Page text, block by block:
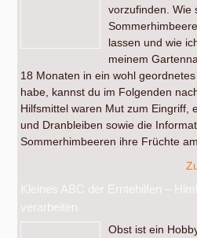
vorzufinden. Wie
lassen und wie
meinem
18 Monaten in ein wohl
habe, kannst du im Folgenden
Hilfsmittel waren Mut zum Eingriff,
und Dranbleiben sowie die
Sommerhimbeeren ihre Früchte
Kleines ABC der Erntehilfen –
verarbeiten
Obst ist ein